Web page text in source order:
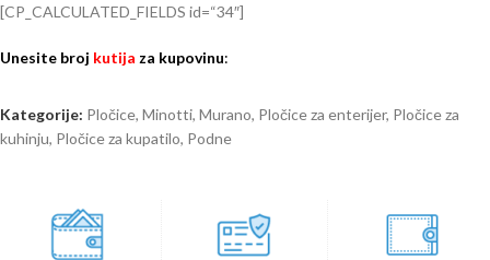
[CP_CALCULATED_FIELDS id=“34″]
Unesite broj kutija za kupovinu:
Kategorije: Pločice, Minotti, Murano, Pločice za enterijer, Pločice za
kuhinju, Pločice za kupatilo, Podne